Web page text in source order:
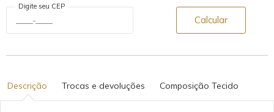
Digite seu CEP
Calcular
Descrição Trocas e devoluções Composição Tecido